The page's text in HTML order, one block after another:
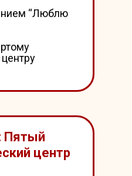
“Люблю
Пятый
центр